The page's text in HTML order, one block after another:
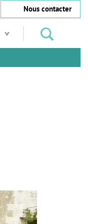
Nous contacter
jardins